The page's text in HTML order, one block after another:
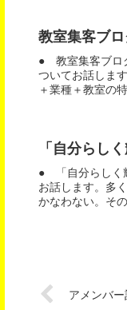
教室集客ブ
● 教室集客ブロ
ついてお話しま
＋業種＋教室の特
「自分らし
● 「自分らしく
お話します。多
かなわない。そ
アメンバ